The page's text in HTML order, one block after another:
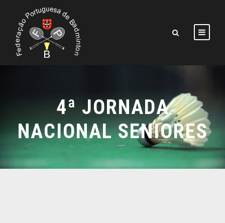
4ª JORNADA
NACIONAL SENIORES